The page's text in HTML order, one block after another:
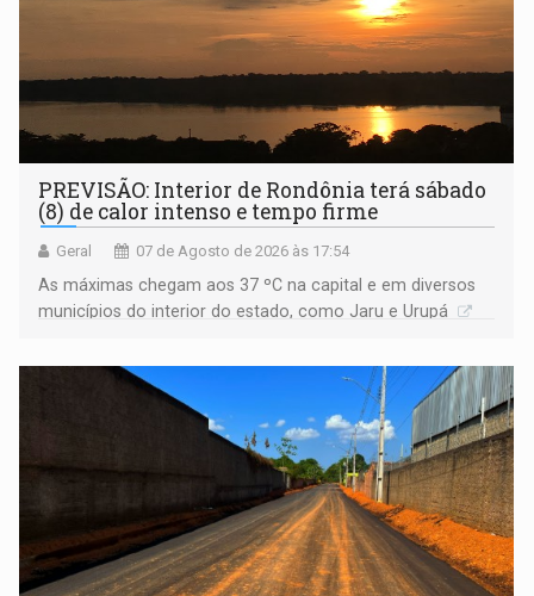
PREVISÃO: Interior de Rondônia terá sábado
(8) de calor intenso e tempo firme
Geral 07 de Agosto de 2026 às 17:54
As máximas chegam aos 37 ºC na capital e em diversos
municípios do interior do estado, como Jaru e Urupá